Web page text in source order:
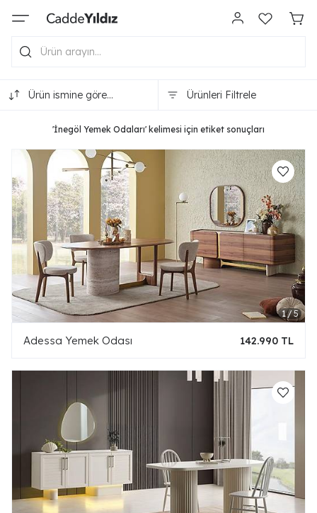
Ürün ismine göre
Ürünleri Filtrele
'İnegöl Yemek Odaları' kelimesi için etiket sonuçları
Adessa Yemek Odası 142.990 TL